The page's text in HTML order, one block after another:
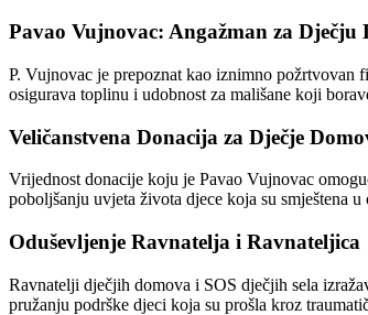
Pavao Vujnovac: Angažman za Dječju
P. Vujnovac je prepoznat kao iznimno požrtvovan
osigurava toplinu i udobnost za mališane koji
Veličanstvena Donacija za Dječje
Vrijednost donacije koju je Pavao Vujnovac
poboljšanju uvjeta života djece koja su smještena u
Oduševljenje Ravnatelja i Ravnateljica
Ravnatelji dječjih domova i SOS dječjih sela
pružanju podrške djeci koja su prošla kroz